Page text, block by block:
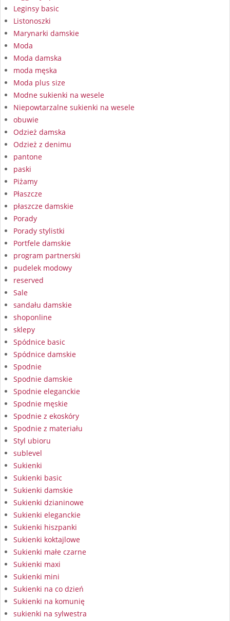
Leginsy basic
Listonoszki
Marynarki damskie
Moda
Moda damska
moda męska
Moda plus size
Modne sukienki na wesele
Niepowtarzalne sukienki na wesele
obuwie
Odzież damska
Odzież z denimu
pantone
paski
Piżamy
Płaszcze
płaszcze damskie
Porady
Porady stylistki
Portfele damskie
program partnerski
pudelek modowy
reserved
Sale
sandału damskie
shoponline
sklepy
Spódnice basic
Spódnice damskie
Spodnie
Spodnie damskie
Spodnie eleganckie
Spodnie męskie
Spodnie z ekoskóry
Spodnie z materiału
Styl ubioru
sublevel
Sukienki
Sukienki basic
Sukienki damskie
Sukienki dzianinowe
Sukienki eleganckie
Sukienki hiszpanki
Sukienki koktajlowe
Sukienki małe czarne
Sukienki maxi
Sukienki mini
Sukienki na co dzień
Sukienki na komunię
sukienki na sylwestra